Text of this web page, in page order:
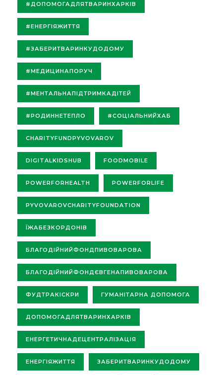
#ДОПОМОГАДЛЯТВАРИНХАРКІВ
#ЕНЕРГІЯЖИТТЯ
#ЗАБЕРИТВАРИНКУДОДОМУ
#МЕДИЦИНАПОРУЧ
#МЕНТАЛЬНАПІДТРИМКАДІТЕЙ
#РОДИННЕТЕПЛО #СОЦІАЛЬНИЙХАБ
CHARITYFUNDPYVOVAROV
DIGITALKIDSHUB FOODMOBILE
POWERFORHEALTH POWERFORLIFE
PYVOVAROVCHARITYFOUNDATION
ЇЖАБЕЗКОРДОНІВ
БЛАГОДІЙНИЙФОНДПИВОВАРОВА
БЛАГОДІЙНИЙФОНДЄВГЕНАПИВОВАРОВА
ФУДТРАКІСКРИ ГУМАНІТАРНА ДОПОМОГА
ДОПОМОГАДЛЯТВАРИНХАРКІВ
ЕНЕРГЕТИЧНАДЕЦЕНТРАЛІЗАЦІЯ
ЕНЕРГІЯЖИТТЯ ЗАБЕРИТВАРИНКУДОДОМУ